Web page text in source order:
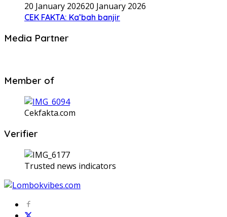
20 January 202620 January 2026
CEK FAKTA: Ka’bah banjir
Media Partner
Member of
Cekfakta.com
Verifier
Trusted news indicators